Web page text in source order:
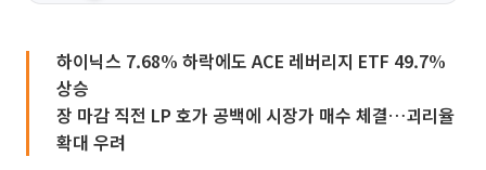
하이닉스 7.68% 하락에도 ACE 레버리지 ETF 49.7%
상승
장 마감 직전 LP 호가 공백에 시장가 매수 체결…괴리율
확대 우려